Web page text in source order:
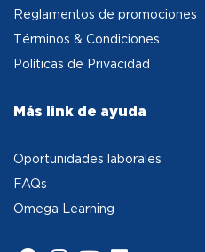
Reglamentos de promociones
Términos & Condiciones
Políticas de Privacidad
Más link de ayuda
Oportunidades laborales
FAQs
Omega Learning